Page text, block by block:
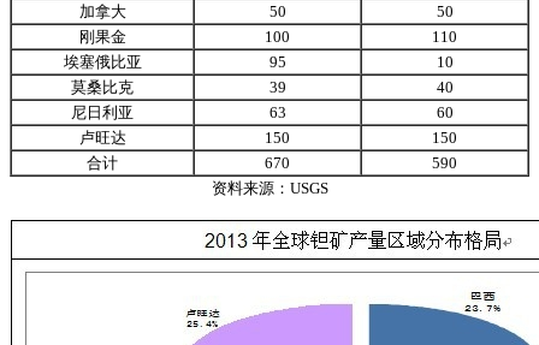
加拿大
50
50
刚果金
100
110
埃塞俄比亚
95
10
莫桑比克
39
40
尼日利亚
63
60
卢旺达
150
150
合计
670
590
资料来源： USGS